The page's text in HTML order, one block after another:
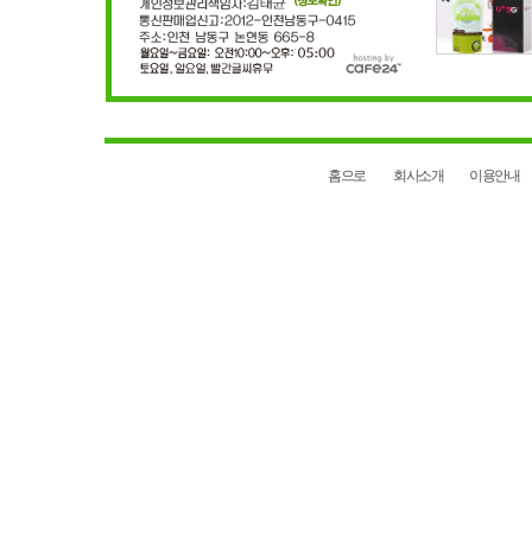
홈으로 회사소개 이용안내